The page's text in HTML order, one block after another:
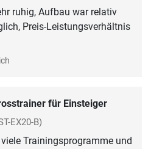
ruhig, Aufbau war relativ
Preis-Leistungsverhältnis
für Einsteiger
EX20-B)
Trainingsprogramme und